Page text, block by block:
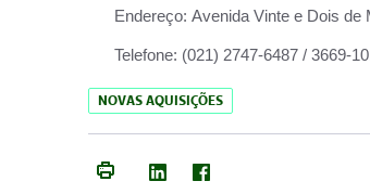
Endereço: Avenida Vinte e Dois de
Telefone: (021) 2747-6487 / 3669-
NOVAS AQUISIÇÕES